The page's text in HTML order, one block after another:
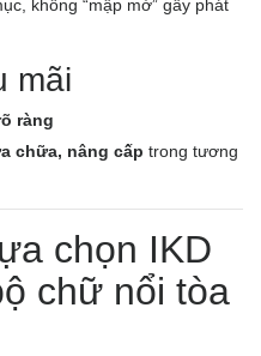
không “mập mờ” gây phát
mãi
ràng
chữa, nâng cấp trong tương
chọn IKD
chữ nổi tòa